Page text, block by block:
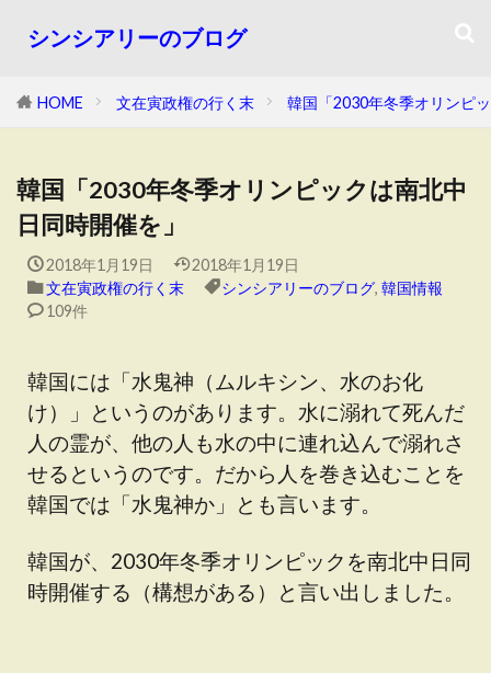
シンシアリーのブログ
HOME 文在寅政権の行く末 韓国「2030年冬季オリンピ
韓国「2030年冬季オリンピックは南北中
日同時開催を」
2018年1月19日
2018年1月19日
文在寅政権の行く末
シンシアリーのブログ, 韓国情報
109件
韓国には「水鬼神（ムルキシン、水のお化
け）」というのがあります。水に溺れて死んだ
人の霊が、他の人も水の中に連れ込んで溺れさ
せるというのです。だから人を巻き込むことを
韓国では「水鬼神か」とも言います。
韓国が、2030年冬季オリンピックを南北中日同
時開催する（構想がある）と言い出しました。